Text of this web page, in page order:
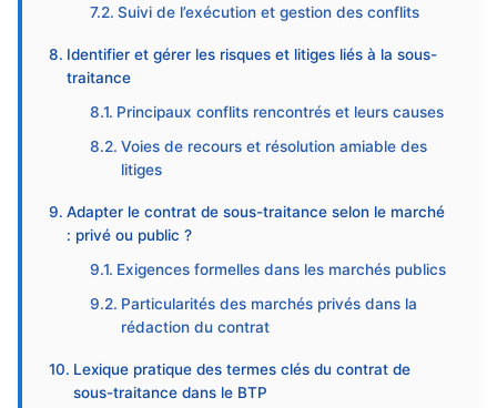
Suivi de l’exécution et gestion des conflits
Identifier et gérer les risques et litiges liés à la sous-
traitance
Principaux conflits rencontrés et leurs causes
Voies de recours et résolution amiable des
litiges
Adapter le contrat de sous-traitance selon le marché
: privé ou public ?
Exigences formelles dans les marchés publics
Particularités des marchés privés dans la
rédaction du contrat
Lexique pratique des termes clés du contrat de
sous-traitance dans le BTP